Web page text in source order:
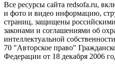
Все ресурсы сайта redsofa.ru,
и фото и видео информацию,
страниц, защищены
законами и соглашениями об
интеллектуальной
70 "Авторское право"
Федерации от 18 декабря 2006